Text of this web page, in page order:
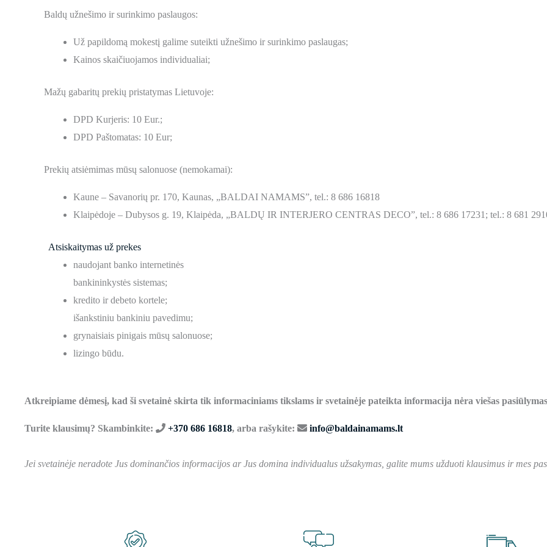
Baldų užnešimo ir surinkimo paslaugos:
Už papildomą mokestį galime suteikti užnešimo ir surinkimo paslaugas;
Kainos skaičiuojamos individualiai;
Mažų gabaritų prekių pristatymas Lietuvoje:
DPD Kurjeris: 10 Eur.;
DPD Paštomatas: 10 Eur;
Prekių atsiėmimas mūsų salonuose (nemokamai):
Kaune – Savanorių pr. 170, Kaunas, „BALDAI NAMAMS”, tel.: 8 686 16818
Klaipėdoje – Dubysos g. 19, Klaipėda, „BALDŲ IR INTERJERO CENTRAS DECO”, tel.: 8 686 17231; tel.: 8 681
Atsiskaitymas už prekes
naudojant banko internetinės
bankininkystės sistemas;
kredito ir debeto kortele;
išankstiniu bankiniu pavedimu;
grynaisiais pinigais mūsų salonuose;
lizingo būdu.
Atkreipiame dėmesį, kad ši svetainė skirta tik informaciniams tikslams ir svetainėje pateikta informacija nėra viešas
Turite klausimų? Skambinkite: +370 686 16818, arba rašykite: info@baldainamams.lt
Jei svetainėje neradote Jus dominančios informacijos ar Jus domina individualus užsakymas, galite mums užduoti klausimus ir mes